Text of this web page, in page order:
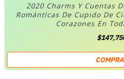
2020 Charms Y Cuentas
Románticas De Cupido De
Corazones En